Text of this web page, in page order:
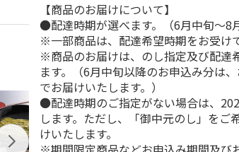
【商品のお届けについて】
●配達時期が選べます。（6月中旬～8
※一部商品は、配達希望時期をお受け
※商品のお届けは、のし指定及び配達
ます。（6月中旬以降のお申込み分は
でお届けいたします。）
●配達時期のご指定がない場合は、
します。ただし、「御中元のし」をご
けいたします。